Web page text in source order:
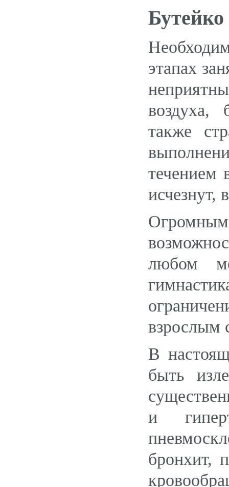
Бутейко
этапах
воздуха,
также
течением
исчезнут,
любом
взрослым
В
быть
и
бронхит,